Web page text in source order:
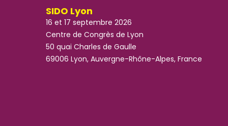
SIDO Lyon
16 et 17 septembre 2026
Centre de Congrès de Lyon
50 quai Charles de Gaulle
69006 Lyon, Auvergne-Rhône-Alpes, France